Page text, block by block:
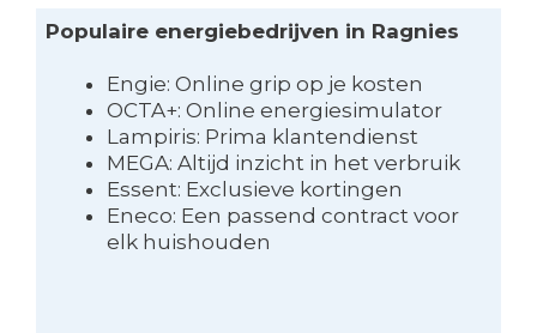
Populaire energiebedrijven in Ragnies
Engie: Online grip op je kosten
OCTA+: Online energiesimulator
Lampiris: Prima klantendienst
MEGA: Altijd inzicht in het verbruik
Essent: Exclusieve kortingen
Eneco: Een passend contract voor
elk huishouden